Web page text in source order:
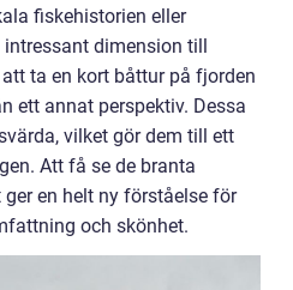
fiskehistorien eller
dimension till
ta en kort båttur på fjorden
ett annat perspektiv. Dessa
vilket gör dem till ett
Att få se de branta
en helt ny förståelse för
och skönhet.